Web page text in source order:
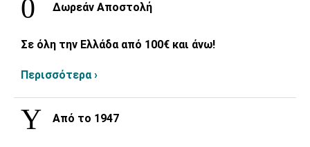
Δωρεάν Αποστολή
Σε όλη την Ελλάδα από 100€ και άνω!
Περισσότερα ›
Από το 1947